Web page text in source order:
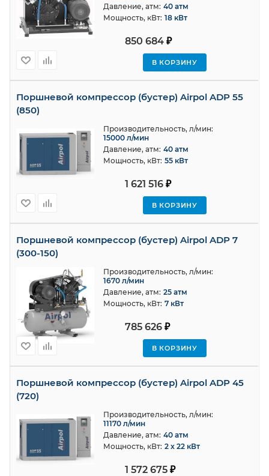
850 684₽
В КОРЗИНУ
Давление, атм: 40 атм
Мощность, кВт: 18 кВт
Поршневoй компрессор (бустер) Airpol ADP 55
(850)
1 621 516₽
В КОРЗИНУ
Производительность, л/мин:
15000 л/мин
Давление, атм: 40 атм
Мощность, кВт: 55 кВт
Поршневoй компрессор (бустер) Airpol ADP 7
(300-150)
785 626₽
В КОРЗИНУ
Производительность, л/мин:
1670 л/мин
Давление, атм: 25 атм
Мощность, кВт: 7 кВт
Поршневoй компрессор (бустер) Airpol ADP 45
(720)
1 572 675₽
Производительность, л/мин:
11170 л/мин
Давление, атм: 40 атм
Мощность, кВт: 2 x 22 кВт